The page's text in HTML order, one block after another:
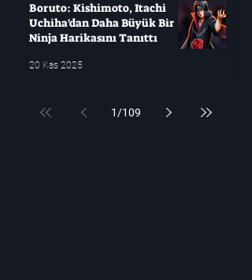
Boruto: Kishimoto, Itachi
Uchiha'dan Daha Büyük Bir
Ninja Harikasını Tanıttı
20 Kas 2025
1 /109